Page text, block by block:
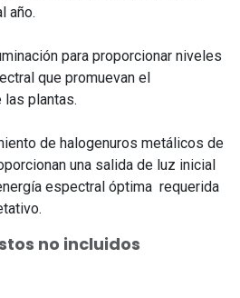
año.
para proporcionar niveles
que promuevan el
plantas.
de halogenuros metálicos de
una salida de luz inicial
espectral óptima requerida
no incluidos